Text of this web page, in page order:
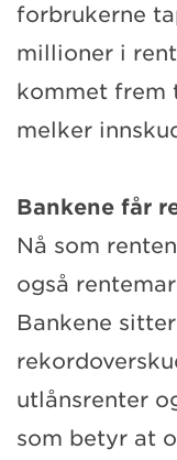
forbrukerne
millioner i
kommet frem
melker
Bankene får
Nå som
også
Bankene
utlånsrenter
som betyr at